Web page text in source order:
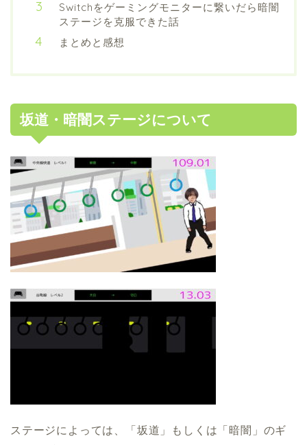
Switchをゲーミングモニターに繋いだら暗闇
ステージを克服できた話
まとめと感想
坂道・暗闇ステージについて
ステージによっては、「坂道」もしくは「暗闇」のギ